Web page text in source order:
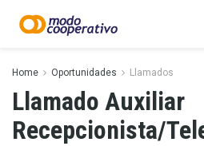
Home Oportunidades Llamados
Llamado Auxiliar
Recepcionista/